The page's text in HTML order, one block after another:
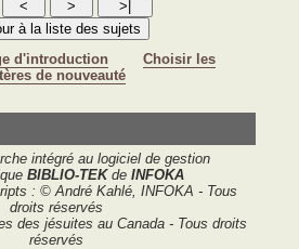
d'introduction
Choisir les
de nouveauté
intégré au logiciel de gestion
BIBLIO-TEKde INFOKA
: © André Kahlé, INFOKA - Tous
droits réservés
des jésuites au Canada - Tous droits
réservés